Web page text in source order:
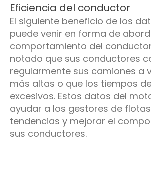
Eficiencia del conductor
El siguiente beneficio de los
puede venir en forma de
comportamiento del
notado que sus conductores
regularmente sus camiones a
más altas o que los tiempos
excesivos. Estos datos del
ayudar a los gestores de
tendencias y mejorar el
sus conductores.